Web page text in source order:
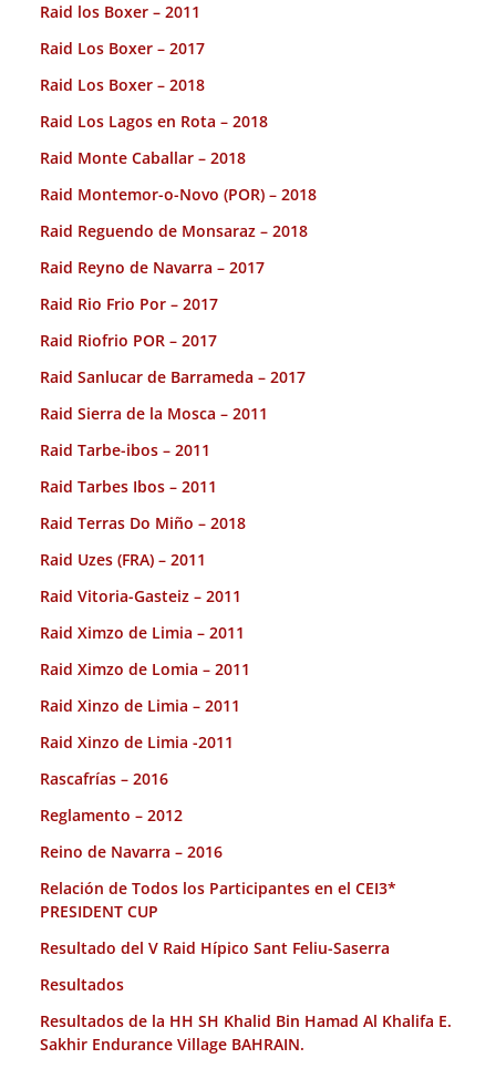
Raid los Boxer – 2011
Raid Los Boxer – 2017
Raid Los Boxer – 2018
Raid Los Lagos en Rota – 2018
Raid Monte Caballar – 2018
Raid Montemor-o-Novo (POR) – 2018
Raid Reguendo de Monsaraz – 2018
Raid Reyno de Navarra – 2017
Raid Rio Frio Por – 2017
Raid Riofrio POR – 2017
Raid Sanlucar de Barrameda – 2017
Raid Sierra de la Mosca – 2011
Raid Tarbe-ibos – 2011
Raid Tarbes Ibos – 2011
Raid Terras Do Miño – 2018
Raid Uzes (FRA) – 2011
Raid Vitoria-Gasteiz – 2011
Raid Ximzo de Limia – 2011
Raid Ximzo de Lomia – 2011
Raid Xinzo de Limia – 2011
Raid Xinzo de Limia -2011
Rascafrías – 2016
Reglamento – 2012
Reino de Navarra – 2016
Relación de Todos los Participantes en el CEI3*
PRESIDENT CUP
Resultado del V Raid Hípico Sant Feliu-Saserra
Resultados
Resultados de la HH SH Khalid Bin Hamad Al Khalifa E.
Sakhir Endurance Village BAHRAIN.